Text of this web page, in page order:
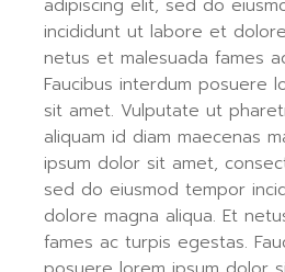
adipiscing elit, sed do
incididunt ut labore et
netus et malesuada fames
Faucibus interdum posuere
sit amet. Vulputate ut
aliquam id diam maecenas
ipsum dolor sit amet,
sed do eiusmod tempor
dolore magna aliqua. Et
fames ac turpis egestas.